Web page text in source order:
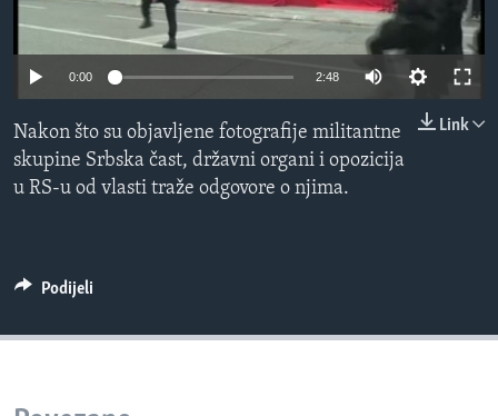
MAGAZIN
O GLASU AMERIKE
Learning English
PRATITE NAS
Jezici
0:00 2:48
Link
Nakon što su objavljene fotografije militantne
skupine Srbska čast, državni organi i opozicija
u RS-u od vlasti traže odgovore o njima.
Podijeli